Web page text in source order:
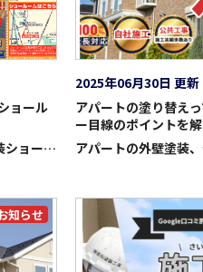
ョール
さいたま市に地域密着!! 地域最大級の塗装ショールーム 祝・グランドオープン！ 外壁塗装・屋根ショールーム祭 2026年3月14日(土)・15日(日) 2日間限定！ 「初めての塗装で絶対に失敗したくない！」 そんな方は、ぜひ若松塗装工業のショールームへお越しください！ 見て！聞けて！体感できる最新設備をご用意。 入場・ご相談・お見積り・外壁屋根診断はすべて無料です！
2025年06月30日 更新
アパートの塗り替え
ー目線のポイントを解
知らせ